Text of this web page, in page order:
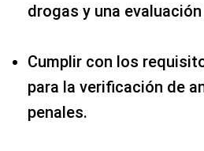
drogas y una
Cumplir con los
para la verificación de
penales.